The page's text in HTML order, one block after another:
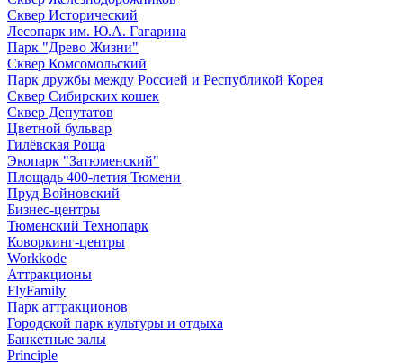
Сквер Исторический
Лесопарк им. Ю.А. Гагарина
Парк "Древо Жизни"
Сквер Комсомольский
Парк дружбы между Россией и Республикой Корея
Сквер Сибирских кошек
Сквер Депутатов
Цветной бульвар
Гилёвская Роща
Экопарк "Затюменский"
Площадь 400-летия Тюмени
Пруд Войновский
Бизнес-центры
Тюменский Технопарк
Коворкинг-центры
Workkode
Аттракционы
FlyFamily
Парк аттракционов
Городской парк культуры и отдыха
Банкетные залы
Principle